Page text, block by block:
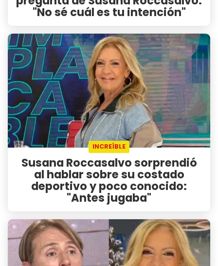
"No sé cuál es tu intención"
INCREÍBLE
Susana Roccasalvo sorprendió
al hablar sobre su costado
deportivo y poco conocido:
"Antes jugaba"